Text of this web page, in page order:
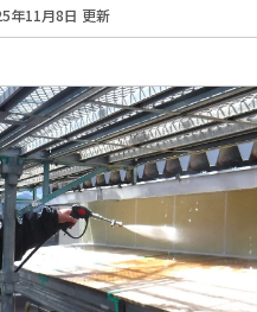
年11月8日 更新